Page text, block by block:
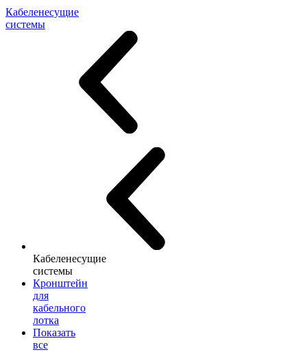
Кабеленесущие
системы
Кабеленесущие
системы
Кронштейн
для
кабельного
лотка
Показать
все